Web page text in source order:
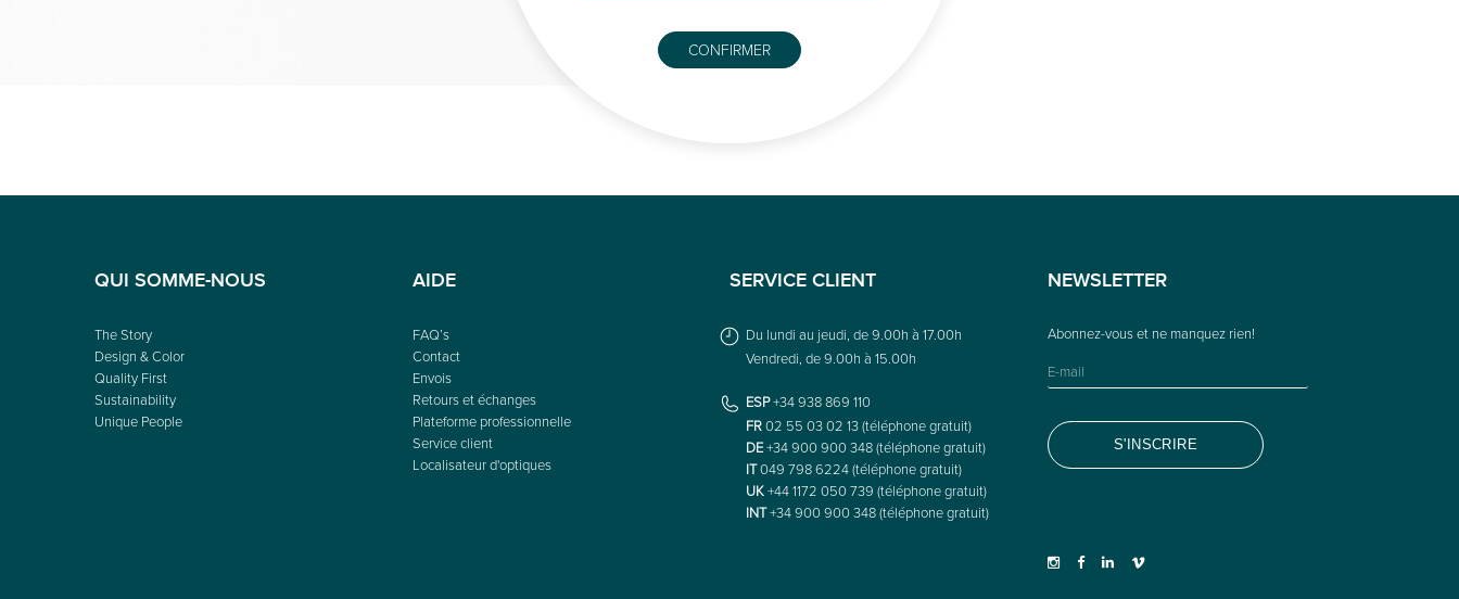
QUI SOMME-NOUS
The Story
Design & Color
Quality First
Sustainability
Unique People
AIDE
FAQ’s
Contact
Envois
Retours et échanges
Plateforme professionnelle
Service client
Localisateur d'optiques
SERVICE CLIENT
Du lundi au jeudi, de 9.00h à 17.00h
Vendredi, de 9.00h à 15.00h
ESP+34 938 869 110
FR02 55 03 02 13 (téléphone gratuit)
DE+34 900 900 348 (téléphone gratuit)
IT049 798 6224 (téléphone gratuit)
UK+44 1172 050 739 (téléphone gratuit)
INT+34 900 900 348 (téléphone gratuit)
NEWSLETTER
CONFIRMER